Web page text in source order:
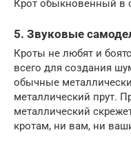
Крот обыкновенный в
5. Звуковые
Кроты не любят и
всего для создания
обычные
металлический прут.
металлический
кротам, ни вам, ни